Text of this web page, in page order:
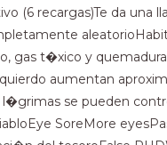
recargas)Te da una
gas t�xico y
aumentan
se pueden
SoreMore